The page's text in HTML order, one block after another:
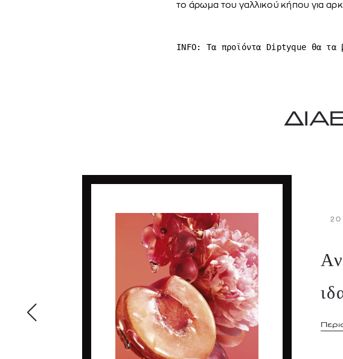
το άρωμα του γαλλικού κήπου για
INFO: Τα προϊόντα Diptyque θα
20